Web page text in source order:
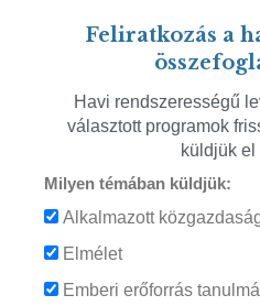
Feliratkozás a
Havi rendszerességű
választott programok
küldjük el
Milyen témában küldjük:
Alkalmazott
Elmélet
Emberi erőforrás